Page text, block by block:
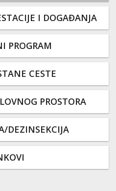
I DOGAĐANJA
PROGRAM
CESTE
PROSTORA
DEZINSEKCIJA